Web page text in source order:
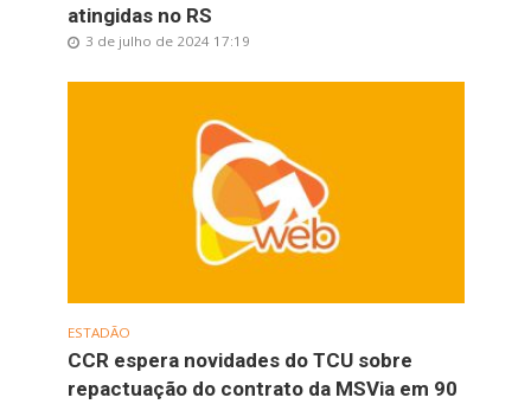
atingidas no RS
3 de julho de 2024 17:19
ESTADÃO
CCR espera novidades do TCU sobre
repactuação do contrato da MSVia em 90